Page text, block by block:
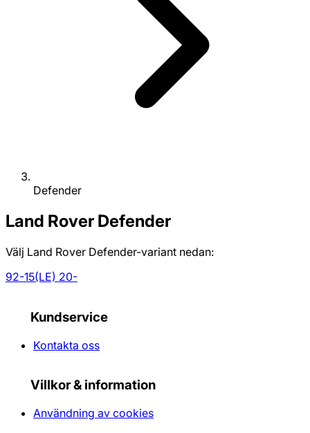
Defender
Land Rover Defender
Välj Land Rover Defender-variant nedan:
92-15(LE) 20-
Kundservice
Kontakta oss
Villkor & information
Användning av cookies